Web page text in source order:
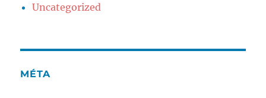
Uncategorized
MÉTA